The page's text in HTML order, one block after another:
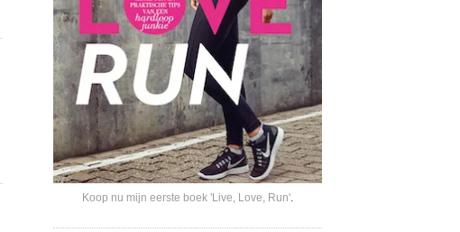
Koop nu mijn eerste boek 'Live, Love, Run'.